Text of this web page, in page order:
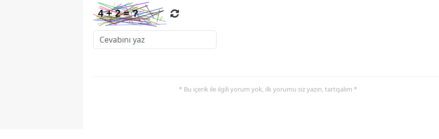
* Bu içerik ile ilgili yorum yok, ilk yorumu siz yazın, tartışalım *